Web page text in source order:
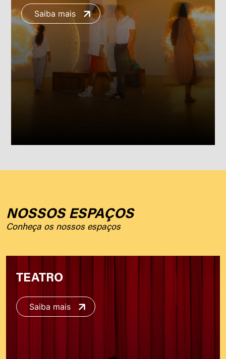
Saiba mais
NOSSOS ESPAÇOS
Conheça os nossos espaços
TEATRO
Saiba mais